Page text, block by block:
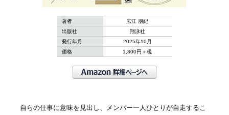
著者
広江 朋紀
出版社
翔泳社
発行年月
2025年10月
価格
1,800円＋税
自らの仕事に意味を見出し、メンバー一人ひとりが自走するこ